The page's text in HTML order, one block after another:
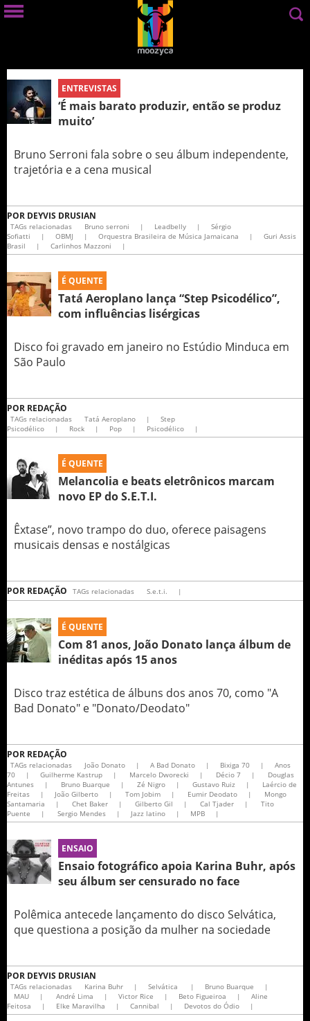
ENTREVISTAS
‘É mais barato produzir, então se produz
muito’
Bruno Serroni fala sobre o seu álbum independente,
trajetória e a cena musical
POR DEYVIS DRUSIAN
TAGs relacionadas Bruno serroni | Leadbelly |
Sérgio
Sofiatti
| OBMJ | Orquestra Brasileira de Música Jamaicana |
Guri Assis
Brasil
| Carlinhos Mazzoni |
É QUENTE
Tatá Aeroplano lança “Step Psicodélico”,
com influências lisérgicas
Disco foi gravado em janeiro no Estúdio Minduca em
São Paulo
POR REDAÇÃO
TAGs relacionadas Tatá Aeroplano |
Step
Psicodélico
| Rock | Pop | Psicodélico |
É QUENTE
Melancolia e beats eletrônicos marcam
novo EP do S.E.T.I.
Êxtase”, novo trampo do duo, oferece paisagens
musicais densas e nostálgicas
POR REDAÇÃO TAGs relacionadas S.e.t.i. |
É QUENTE
Com 81 anos, João Donato lança álbum de
inéditas após 15 anos
Disco traz estética de álbuns dos anos 70, como "A
Bad Donato" e "Donato/Deodato"
POR REDAÇÃO
TAGs relacionadas João Donato | A Bad Donato | Bixiga 70 |
Anos
70
| Guilherme Kastrup | Marcelo Dworecki | Décio 7 |
Douglas
Antunes
| Bruno Buarque | Zé Nigro | Gustavo Ruiz |
Laércio de
Freitas
| João Gilberto | Tom Jobim | Eumir Deodato |
Mongo
Santamaria
| Chet Baker | Gilberto Gil | Cal Tjader |
Tito
Puente
| Sergio Mendes | Jazz latino | MPB |
ENSAIO
Ensaio fotográfico apoia Karina Buhr, após
seu álbum ser censurado no face
Polêmica antecede lançamento do disco Selvática,
que questiona a posição da mulher na sociedade
POR DEYVIS DRUSIAN
TAGs relacionadas Karina Buhr | Selvática | Bruno Buarque
|
MAU
| André Lima | Victor Rice | Beto Figueiroa |
Aline
Feitosa
| Elke Maravilha | Cannibal | Devotos do Ódio |